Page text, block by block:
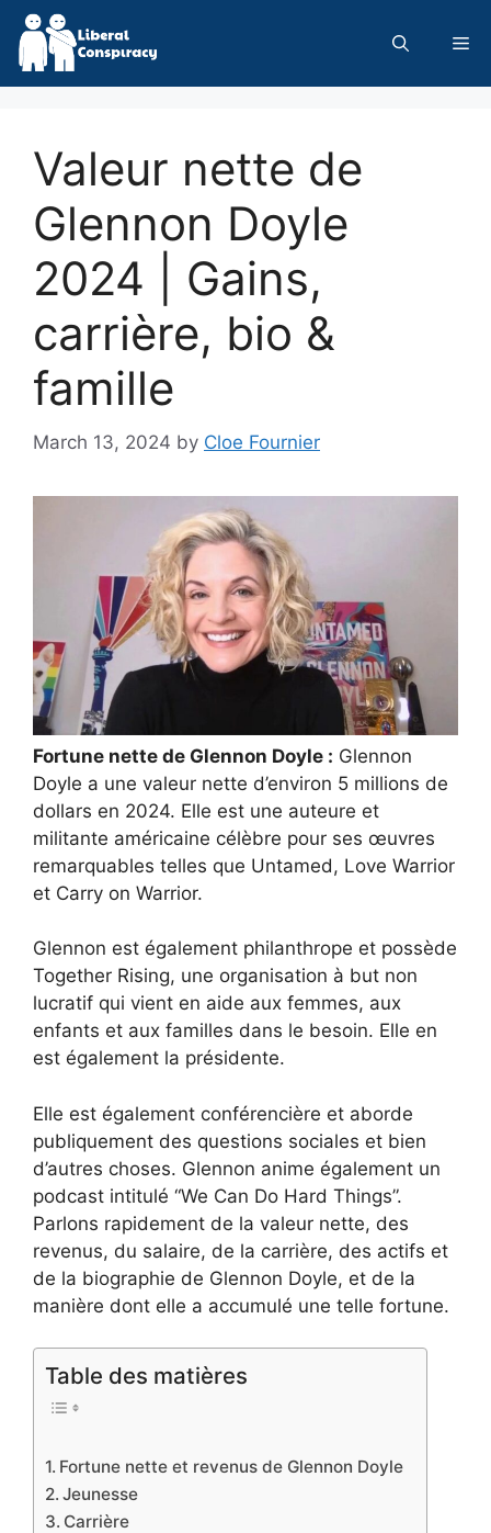
Skip
content
Valeur nette de
Glennon Doyle
2024 | Gains,
carrière, bio &
famille
March 13, 2024 by Cloe Fournier
Fortune nette de Glennon Doyle : Glennon
Doyle a une valeur nette d’environ 5 millions de
dollars en 2024. Elle est une auteure et
militante américaine célèbre pour ses œuvres
remarquables telles que Untamed, Love Warrior
et Carry on Warrior.
Glennon est également philanthrope et possède
Together Rising, une organisation à but non
lucratif qui vient en aide aux femmes, aux
enfants et aux familles dans le besoin. Elle en
est également la présidente.
Elle est également conférencière et aborde
publiquement des questions sociales et bien
d’autres choses. Glennon anime également un
podcast intitulé “We Can Do Hard Things”.
Parlons rapidement de la valeur nette, des
revenus, du salaire, de la carrière, des actifs et
de la biographie de Glennon Doyle, et de la
manière dont elle a accumulé une telle fortune.
Table des matières
Fortune nette et revenus de Glennon Doyle
Jeunesse
Carrière